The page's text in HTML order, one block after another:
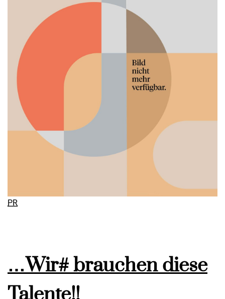
PR
…Wir# brauchen diese